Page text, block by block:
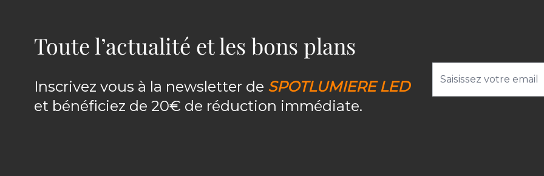
Toute l’actualité et les bons plans
Inscrivez vous à la newsletter de SPOTLUMIERE LED
et bénéficiez de 20€ de réduction immédiate.